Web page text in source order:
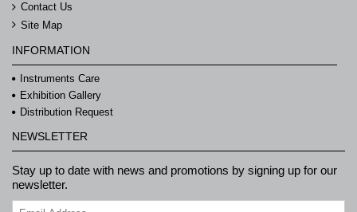
Contact Us
Site Map
INFORMATION
Instruments Care
Exhibition Gallery
Distribution Request
NEWSLETTER
Stay up to date with news and promotions by signing up for our
newsletter.